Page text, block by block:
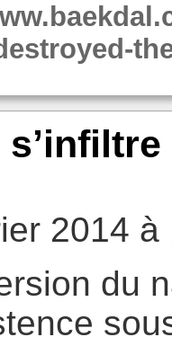
2014 à
du